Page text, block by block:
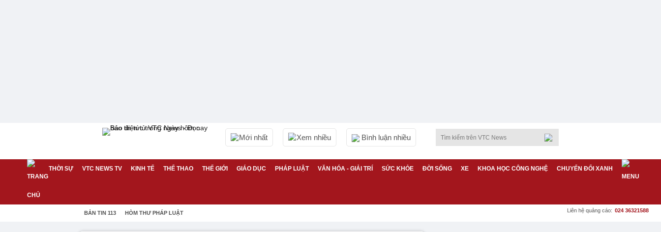
Mới nhất Xem nhiều Bình luận nhiều
THỜI SỰ VTC NEWS TV KINH TẾ THỂ THAO THẾ GIỚI GIÁO DỤC PHÁP LUẬT VĂN HÓA - GIẢI TRÍ SỨC KHỎE ĐỜI SỐNG XE KHOA HỌC CÔNG NGHỆ CHUYỂN ĐỔI XANH
BẢN TIN 113 HÒM THƯ PHÁP LUẬT Liên hệ quảng cáo: 024 36321588